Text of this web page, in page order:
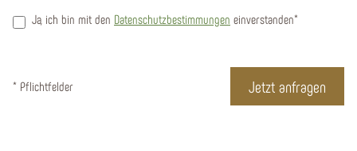
Ja, ich bin mit den Datenschutzbestimmungen einverstanden*
* Pflichtfelder